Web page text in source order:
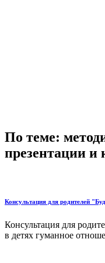
По теме:
презентации и
Консультация для родителей
Консультация для
в детях гуманное